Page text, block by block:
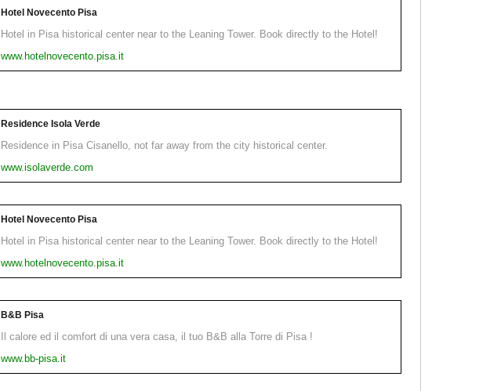
Hotel Novecento Pisa
Hotel in Pisa historical center near to the Leaning Tower. Book directly to the Hotel!
www.hotelnovecento.pisa.it
Residence Isola Verde
Residence in Pisa Cisanello, not far away from the city historical center.
www.isolaverde.com
Hotel Novecento Pisa
Hotel in Pisa historical center near to the Leaning Tower. Book directly to the Hotel!
www.hotelnovecento.pisa.it
B&B Pisa
Il calore ed il comfort di una vera casa, il tuo B&B alla Torre di Pisa !
www.bb-pisa.it